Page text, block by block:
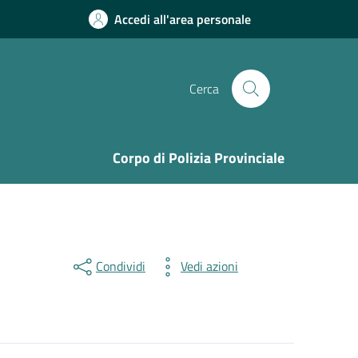
Accedi all'area personale
Cerca
Corpo di Polizia Provinciale
Condividi Vedi azioni